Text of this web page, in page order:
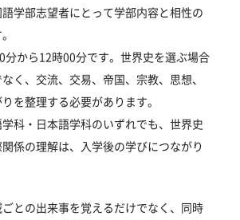
学部志望者にとって学部内容と相性の
分から12時00分です。世界史を選ぶ場合
く、交流、交易、帝国、宗教、思想、
を整理する必要があります。
科・日本語学科のいずれでも、世界史
係の理解は、入学後の学びにつながり
との出来事を覚えるだけでなく、同時